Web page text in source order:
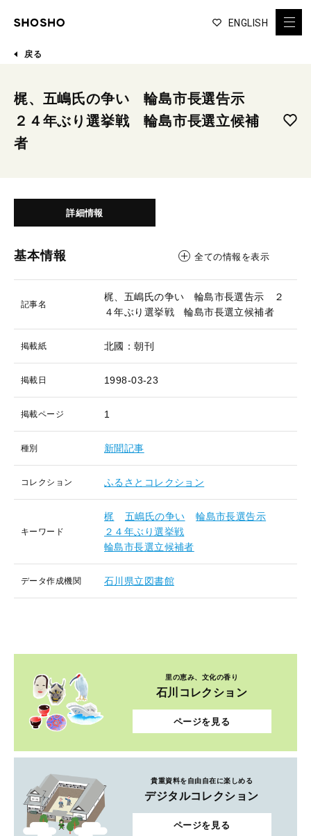
ENGLISH
戻る
梶、五嶋氏の争い 輪島市長選告示
２４年ぶり選挙戦 輪島市長選立候補
者
詳細情報
基本情報 全ての情報を表示
記事名
梶、五嶋氏の争い 輪島市長選告示 ２
４年ぶり選挙戦 輪島市長選立候補者
掲載紙 北國：朝刊
掲載日 1998-03-23
掲載ページ 1
種別 新聞記事
コレクション ふるさとコレクション
キーワード
梶 五嶋氏の争い
輪島市長選告示
２４年ぶり選挙戦
輪島市長選立候補者
データ作成機関 石川県立図書館
里の恵み、文化の香り
石川コレクション
ページを見る
貴重資料を自由自在に楽しめる
デジタルコレクション
ページを見る